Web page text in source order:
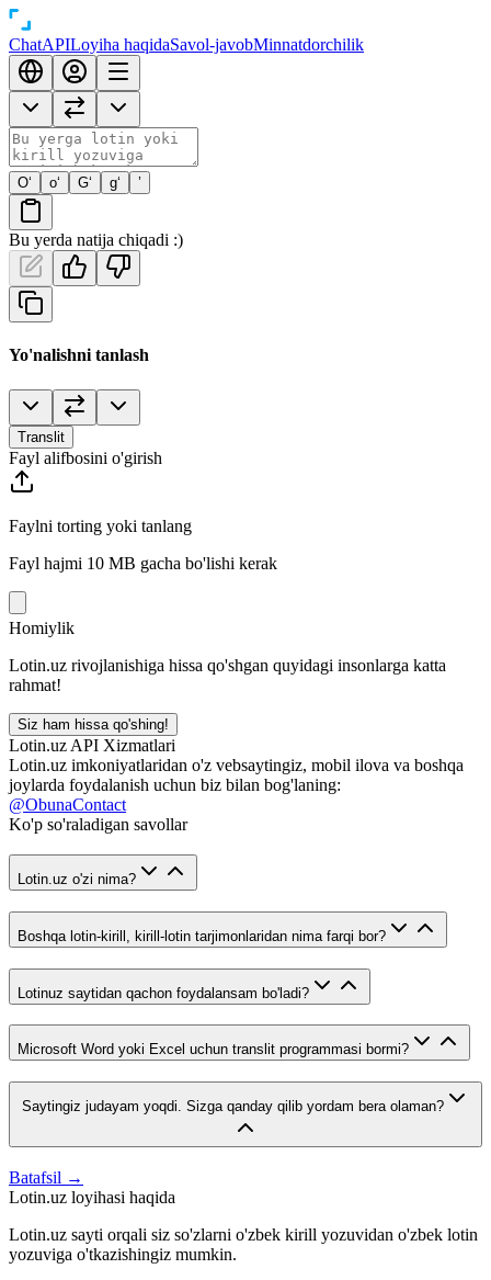
ChatAPILoyiha haqidaSavol-javobMinnatdorchilik
O‘ o‘ G‘ g‘ ’
Bu yerda natija chiqadi :)
Yo'nalishni tanlash
Translit
Fayl alifbosini o'girish
Faylni torting yoki tanlang
Fayl hajmi 10 MB gacha bo'lishi kerak
Homiylik
Lotin.uz rivojlanishiga hissa qo'shgan quyidagi insonlarga katta
rahmat!
Siz ham hissa qo'shing!
Lotin.uz API Xizmatlari
Lotin.uz imkoniyatlaridan o'z vebsaytingiz, mobil ilova va boshqa
joylarda foydalanish uchun biz bilan bog'laning:
@ObunaContact
Ko'p so'raladigan savollar
Lotin.uz o'zi nima?
Boshqa lotin-kirill, kirill-lotin tarjimonlaridan nima farqi bor?
Lotinuz saytidan qachon foydalansam bo'ladi?
Microsoft Word yoki Excel uchun translit programmasi bormi?
Saytingiz judayam yoqdi. Sizga qanday qilib yordam bera olaman?
Batafsil →
Lotin.uz loyihasi haqida
Lotin.uz sayti orqali siz so'zlarni o'zbek kirill yozuvidan o'zbek lotin
yozuviga o'tkazishingiz mumkin.